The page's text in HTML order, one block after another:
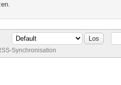
Synchronisation